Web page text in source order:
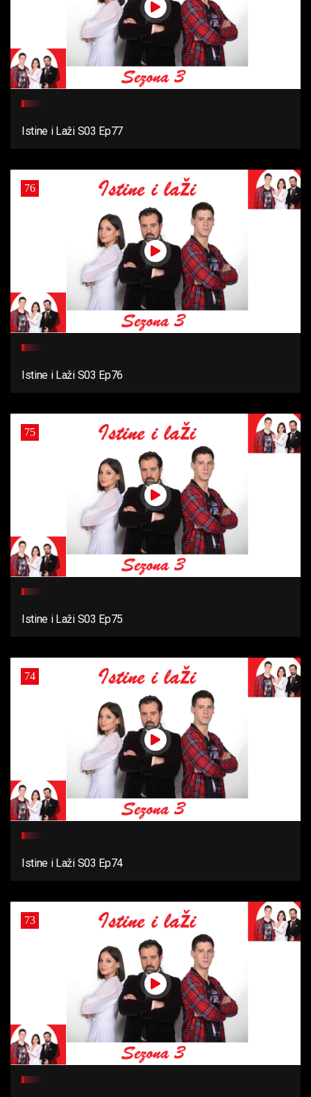
Istine i Laži S03 Ep77
76
Istine i Laži S03 Ep76
75
Istine i Laži S03 Ep75
74
Istine i Laži S03 Ep74
73